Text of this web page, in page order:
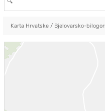
Karta Hrvatske/ Bjelovarsko-